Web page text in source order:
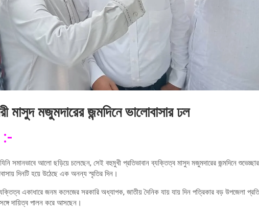
মাসুদ মজুমদারের জন্মদিনে ভালোবাসার ঢল
:-
সমানভাবে আলো ছড়িয়ে চলেছেন, সেই বহুমুখী প্রতিভাবান ব্যক্তিত্ব মাসুদ মজুমদারের জন্মদিনে
দিনটি হয়ে উঠেছে এক অনন্য স্মৃতির দিন।
একাধারে জনম কলেজের সরকারি অধ্যাপক, জাতীয় দৈনিক যায় যায় দিন পত্রিকার বড় উপজেলা
সঙ্গে দায়িত্ব পালন করে আসছেন।